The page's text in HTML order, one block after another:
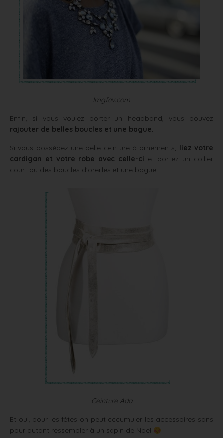
Imgfav.com
Enfin, si vous voulez porter un headband, vous pouvez
rajouter de belles boucles et une bague.
Si vous possédez une belle ceinture à ornements, liez votre
cardigan et votre robe avec celle-ci et portez un collier
court ou des boucles d’oreilles et une bague.
Ceinture Ada
Et oui, pour les fêtes on peut accumuler les accessoires sans
pour autant ressembler à un sapin de Noel